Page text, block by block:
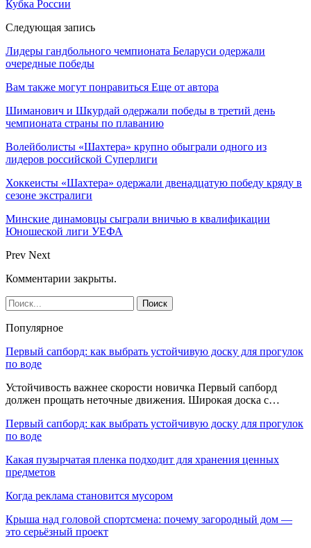
Кубка России
Следующая запись
Лидеры гандбольного чемпионата Беларуси одержали
очередные победы
Вам также могут понравиться Еще от автора
Шиманович и Шкурдай одержали победы в третий день
чемпионата страны по плаванию
Волейболисты «Шахтера» крупно обыграли одного из
лидеров российской Суперлиги
Хоккеисты «Шахтера» одержали двенадцатую победу кряду в
сезоне экстралиги
Минские динамовцы сыграли вничью в квалификации
Юношеской лиги УЕФА
Prev Next
Комментарии закрыты.
Популярное
Первый сапборд: как выбрать устойчивую доску для прогулок
по воде
Устойчивость важнее скорости новичка Первый сапборд
должен прощать неточные движения. Широкая доска с…
Первый сапборд: как выбрать устойчивую доску для прогулок
по воде
Какая пузырчатая пленка подходит для хранения ценных
предметов
Когда реклама становится мусором
Крыша над головой спортсмена: почему загородный дом —
это серьёзный проект